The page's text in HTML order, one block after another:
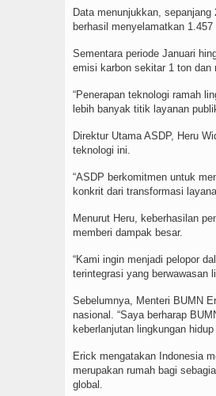
Data menunjukkan,
berhasil menyelamatkan
Sementara periode Januari
emisi karbon sekitar 1 ton dan
“Penerapan teknologi ramah
lebih banyak titik layanan
Direktur Utama ASDP, Heru
teknologi ini.
“ASDP berkomitmen untuk
konkrit dari transformasi
Menurut Heru, keberhasilan
memberi dampak besar.
“Kami ingin menjadi pelopor
terintegrasi yang berwawasan
Sebelumnya, Menteri BUMN
nasional. “Saya berharap
keberlanjutan lingkungan
Erick mengatakan Indonesia
merupakan rumah bagi
global.